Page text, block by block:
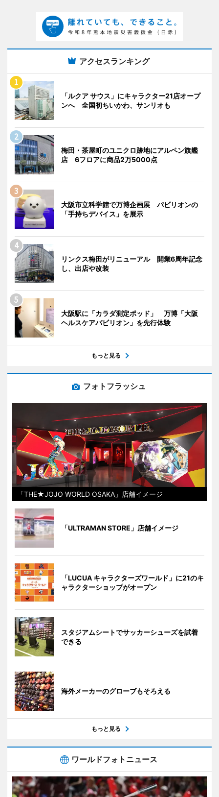
アクセスランキング
「ルクア サウス」にキャラクター21店オープ
ンへ 全国初ちいかわ、サンリオも
梅田・茶屋町のユニクロ跡地にアルペン旗艦
店 6フロアに商品2万5000点
大阪市立科学館で万博企画展 パビリオンの
「手持ちデバイス」を展示
リンクス梅田がリニューアル 開業6周年記念
し、出店や改装
大阪駅に「カラダ測定ポッド」 万博「大阪
ヘルスケアパビリオン」を先行体験
もっと見る
フォトフラッシュ
「THE★JOJO WORLD OSAKA」店舗イメージ
「ULTRAMAN STORE」店舗イメージ
「LUCUA キャラクターズワールド」に21のキ
ャラクターショップがオープン
スタジアムシートでサッカーシューズを試着
できる
海外メーカーのグローブもそろえる
もっと見る
ワールドフォトニュース